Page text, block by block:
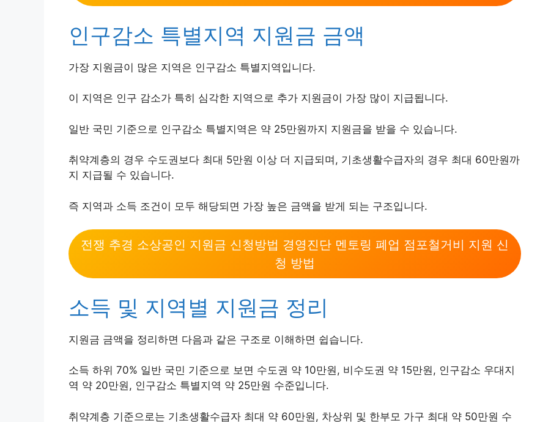
인구감소 특별지역 지원금 금액
가장 지원금이 많은 지역은 인구감소 특별지역입니다.
이 지역은 인구 감소가 특히 심각한 지역으로 추가 지원금이 가장 많이 지급됩니다.
일반 국민 기준으로 인구감소 특별지역은 약 25만원까지 지원금을 받을 수 있습니다.
취약계층의 경우 수도권보다 최대 5만원 이상 더 지급되며, 기초생활수급자의 경우 최대 60만원까
지 지급될 수 있습니다.
즉 지역과 소득 조건이 모두 해당되면 가장 높은 금액을 받게 되는 구조입니다.
전쟁 추경 소상공인 지원금 신청방법 경영진단 멘토링 폐업 점포철거비 지원 신
청 방법
소득 및 지역별 지원금 정리
지원금 금액을 정리하면 다음과 같은 구조로 이해하면 쉽습니다.
소득 하위 70% 일반 국민 기준으로 보면 수도권 약 10만원, 비수도권 약 15만원, 인구감소 우대지
역 약 20만원, 인구감소 특별지역 약 25만원 수준입니다.
취약계층 기준으로는 기초생활수급자 최대 약 60만원, 차상위 및 한부모 가구 최대 약 50만원 수